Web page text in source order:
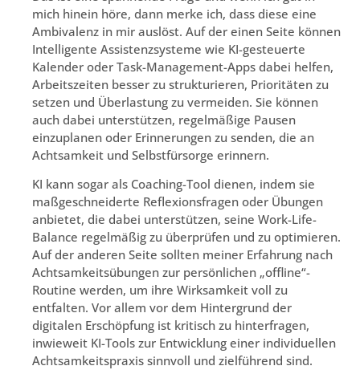
mich hinein höre, dann merke ich, dass diese eine
Ambivalenz in mir auslöst. Auf der einen Seite können
Intelligente Assistenzsysteme wie KI-gesteuerte
Kalender oder Task-Management-Apps dabei helfen,
Arbeitszeiten besser zu strukturieren, Prioritäten zu
setzen und Überlastung zu vermeiden. Sie können
auch dabei unterstützen, regelmäßige Pausen
einzuplanen oder Erinnerungen zu senden, die an
Achtsamkeit und Selbstfürsorge erinnern.
KI kann sogar als Coaching-Tool dienen, indem sie
maßgeschneiderte Reflexionsfragen oder Übungen
anbietet, die dabei unterstützen, seine Work-Life-
Balance regelmäßig zu überprüfen und zu optimieren.
Auf der anderen Seite sollten meiner Erfahrung nach
Achtsamkeitsübungen zur persönlichen „offline“-
Routine werden, um ihre Wirksamkeit voll zu
entfalten. Vor allem vor dem Hintergrund der
digitalen Erschöpfung ist kritisch zu hinterfragen,
inwieweit KI-Tools zur Entwicklung einer individuellen
Achtsamkeitspraxis sinnvoll und zielführend sind.